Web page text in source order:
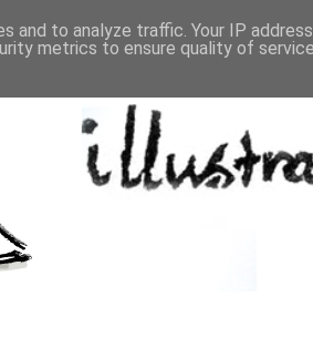
to analyze traffic. Your IP
metrics to ensure quality of